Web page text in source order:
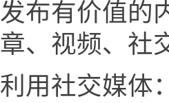
发布有价值的
章、视频、社
利用社交媒体